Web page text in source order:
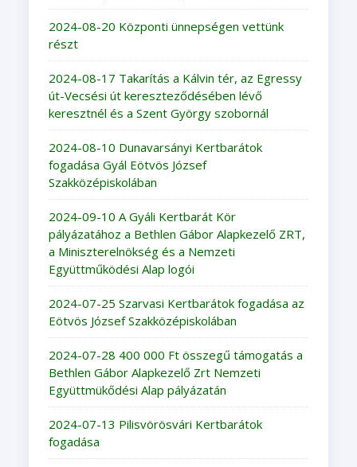
2024-08-20 Központi ünnepségen vettünk
részt
2024-08-17 Takarítás a Kálvin tér, az Egressy
út-Vecsési út kereszteződésében lévő
keresztnél és a Szent György szobornál
2024-08-10 Dunavarsányi Kertbarátok
fogadása Gyál Eötvös József
Szakközépiskolában
2024-09-10 A Gyáli Kertbarát Kör
pályázatához a Bethlen Gábor Alapkezelő ZRT,
a Miniszterelnökség és a Nemzeti
Együttműködési Alap logói
2024-07-25 Szarvasi Kertbarátok fogadása az
Eötvös József Szakközépiskolában
2024-07-28 400 000 Ft összegű támogatás a
Bethlen Gábor Alapkezelő Zrt Nemzeti
Együttmükődési Alap pályázatán
2024-07-13 Pilisvörösvári Kertbarátok
fogadása